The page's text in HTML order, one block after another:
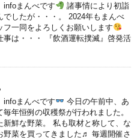
まんべです
諸事情により初詣
でしたが・・・。 2024年もまんべ
フ一同をよろしくお願いします
事は・・・ 『飲酒運転撲滅』啓発活
まんべです
今日の午前中、あ
年恒例の収穫祭が行われました。
新鮮な野菜。 私も取材と称して、な
野菜を買ってきました♬ 毎週開催さ